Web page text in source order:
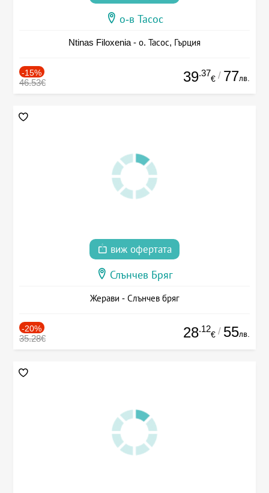
о-в Тасос
Ntinas Filoxenia - о. Тасос, Гърция
-15%
46.53€ 39.37
€ / 77лв.
виж офертата
Слънчев Бряг
Жерави - Слънчев бряг
-20%
35.28€ 28.12
€ / 55лв.